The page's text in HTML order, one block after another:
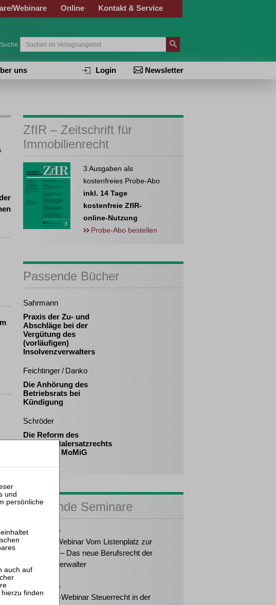
Webinare Online Kontakt & Service
uns Newsletter
Login
ZfIR – Zeitschrift für
Immobilienrecht
3 Ausgaben als
kostenfreies Probe-Abo
inkl. 14 Tage
kostenfreie ZfIR-
online-Nutzung
Probe-Abo bestellen
Passende Bücher
Sahrmann
Praxis der Zu- und
Abschläge bei der
Vergütung des
(vorläufigen)
Insolvenzverwalters
Feichtinger / Danko
Die Anhörung des
Betriebsrats bei
Kündigung
Schröder
Die Reform des
Eigenkapitalersatzrechts
durch das MoMiG
Passende Seminare
25.08.2026
Praktiker-Webinar Vom Listenplatz zur
Zulassung – Das neue Berufsrecht der
Insolvenzverwalter
14.10.2026
Mitarbeiter-Webinar Steuerrecht in der